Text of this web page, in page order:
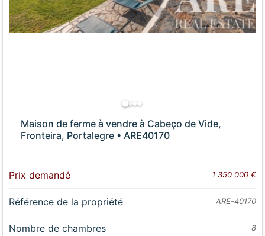
Maison de ferme à vendre à Cabeço de Vide,
Fronteira, Portalegre • ARE40170
Prix demandé 1 350 000 €
Référence de la propriété ARE-40170
Nombre de chambres 8